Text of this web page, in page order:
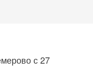
с 27